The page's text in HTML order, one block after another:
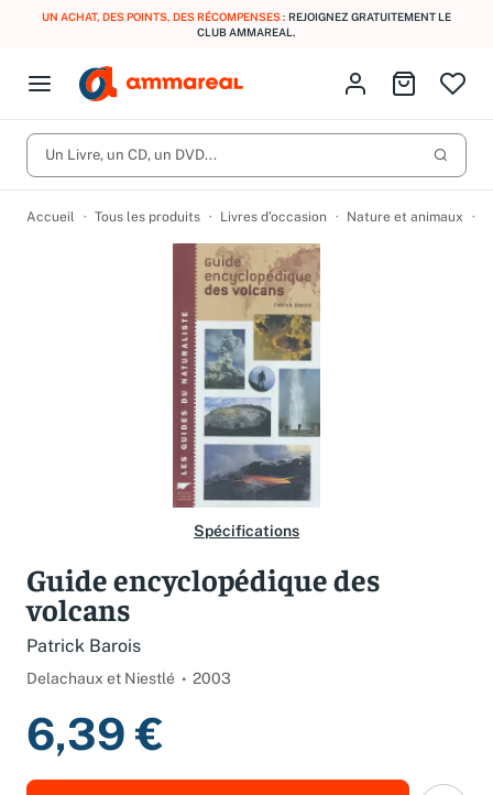
UN ACHAT, DES POINTS, DES RÉCOMPENSES : REJOIGNEZ GRATUITEMENT LE
CLUB AMMAREAL.
Open menu
Fermer le menu
CD d'occasion
Vinyles d'occasion
Produits Catégories
Vous n'avez pas trouvé l'article que vous cherchiez ?
Activez les notifications dans votre compte pour être alerté dès
qu'il est en stock.
Créer une alerte
Identifiez-vous
Aller au
Un Livre, un CD, un DVD...
Accueil Tous les produits Livres d’occasion Nature et animaux
Spécifications
Guide encyclopédique des
volcans
Patrick Barois
Delachaux et Niestlé 2003
6,39 €